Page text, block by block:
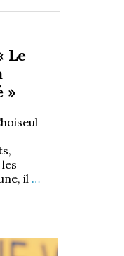
Le
»
il …